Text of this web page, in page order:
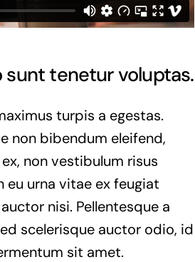
tenetur voluptas.
turpis a egestas.
non bibendum eleifend,
non vestibulum risus
eu urna vitae ex feugiat
nisi. Pellentesque a
scelerisque auctor odio, id
sit amet.